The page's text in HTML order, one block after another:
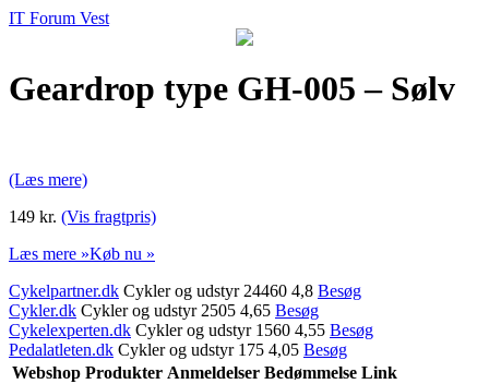
IT Forum Vest
Geardrop type GH-005 – Sølv
(Læs mere)
149 kr. (Vis fragtpris)
Læs mere »Køb nu »
Cykelpartner.dk Cykler og udstyr 24460 4,8 Besøg
Cykler.dk Cykler og udstyr 2505 4,65 Besøg
Cykelexperten.dk Cykler og udstyr 1560 4,55 Besøg
Pedalatleten.dk Cykler og udstyr 175 4,05 Besøg
Webshop Produkter Anmeldelser Bedømmelse Link